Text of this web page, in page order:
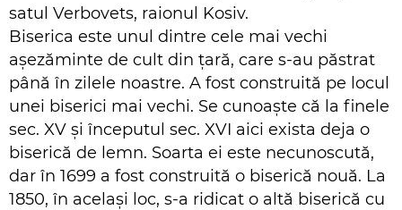
satul Verbovets, raionul Kosiv.
Biserica este unul dintre cele mai vechi
așezăminte de cult din țară, care s-au păstrat
până în zilele noastre. A fost construită pe locul
unei biserici mai vechi. Se cunoaște că la finele
sec. XV și începutul sec. XVI aici exista deja o
biserică de lemn. Soarta ei este necunoscută,
dar în 1699 a fost construită o biserică nouă. La
1850, în același loc, s-a ridicat o altă biserică cu